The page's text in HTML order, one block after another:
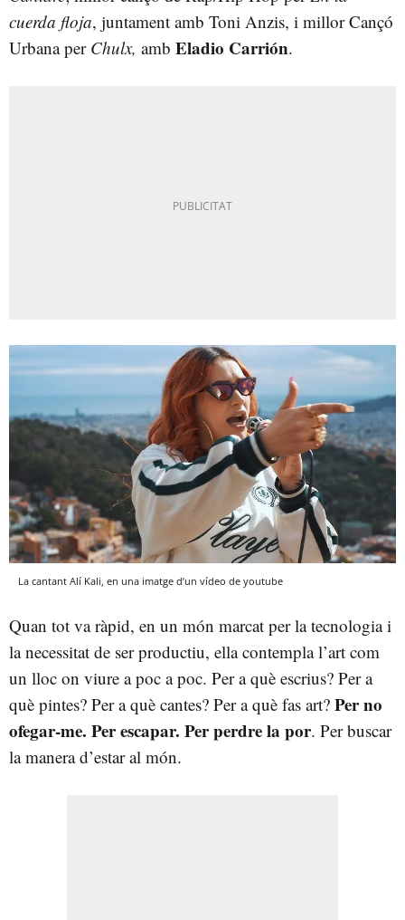
cuerda floja, juntament amb Toni Anzis, i millor Cançó
Urbana per Chulx, amb Eladio Carrión.
La cantant Alí Kali, en una imatge d’un vídeo de youtube
Quan tot va ràpid, en un món marcat per la tecnologia i
la necessitat de ser productiu, ella contempla l’art com
un lloc on viure a poc a poc. Per a què escrius? Per a
què pintes? Per a què cantes? Per a què fas art? Per no
ofegar-me. Per escapar. Per perdre la por. Per buscar
la manera d’estar al món.